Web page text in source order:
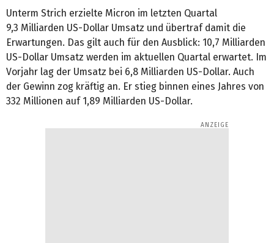
Unterm Strich erzielte Micron im letzten Quartal
9,3 Milliarden US-Dollar Umsatz und übertraf damit die
Erwartungen. Das gilt auch für den Ausblick: 10,7 Milliarden
US-Dollar Umsatz werden im aktuellen Quartal erwartet. Im
Vorjahr lag der Umsatz bei 6,8 Milliarden US-Dollar. Auch
der Gewinn zog kräftig an. Er stieg binnen eines Jahres von
332 Millionen auf 1,89 Milliarden US-Dollar.